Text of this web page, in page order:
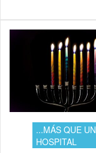
...MÁS QUE UN
HOSPITAL